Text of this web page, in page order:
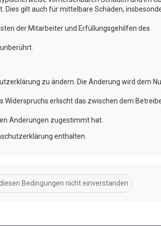
gilt auch für mittelbare Schäden,
der Mitarbeiter und Erfüllungsgehilfen des
zu ändern. Die Änderung wird dem
Widerspruchs erlischt das zwischen dem
Änderungen zugestimmt hat.
enthalten.